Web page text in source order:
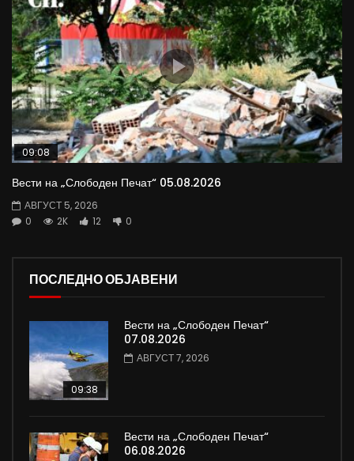
09:08
Вести на „Слободен Печат“ 05.08.2026
АВГУСТ 5, 2026
0
2K 12 0
ПОСЛЕДНО ОБЈАВЕНИ
09:38
Вести на „Слободен Печат“
07.08.2026
АВГУСТ 7, 2026
Вести на „Слободен Печат“
06.08.2026